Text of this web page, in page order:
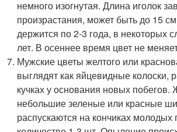
немного изогнутая. Длина иголок
произрастания, может быть до 15
держится по 2-3 года, в некоторых
лет. В осеннее время цвет не
Мужские цветы желтого или
выглядят как яйцевидные колоски,
кучках у основания новых побегов.
небольшие зеленые или красные
распускаются на кончиках молодых